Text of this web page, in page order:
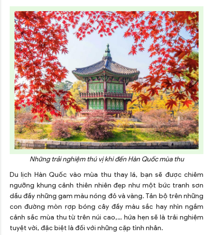
Những trải nghiệm thú vị khi đến Hàn Quốc mùa thu
Du lịch Hàn Quốc vào mùa thu thay lá, bạn sẽ được chiêm
ngưỡng khung cảnh thiên nhiên đẹp như một bức tranh sơn
dầu đầy những gam màu nóng đỏ và vàng. Tản bộ trên những
con đường mòn rợp bóng cây đầy màu sắc hay nhìn ngắm
cảnh sắc mùa thu từ trên núi cao,… hứa hẹn sẽ là trải nghiệm
tuyệt vời, đặc biệt là đối với những cặp tình nhân.